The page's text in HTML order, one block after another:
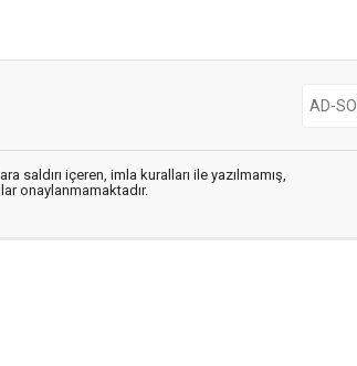
saldırı içeren, imla kuralları ile yazılmamış,
onaylanmamaktadır.